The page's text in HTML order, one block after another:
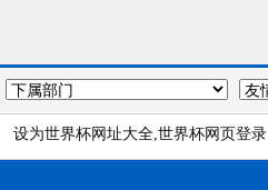
设为世界杯网址大全,世界杯网页登录